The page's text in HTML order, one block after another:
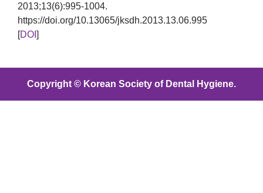
2013;13(6):995-1004.
https://doi.org/10.13065/jksdh.2013.13.06.995
[DOI ]
Copyright © Korean Society of Dental Hygiene.